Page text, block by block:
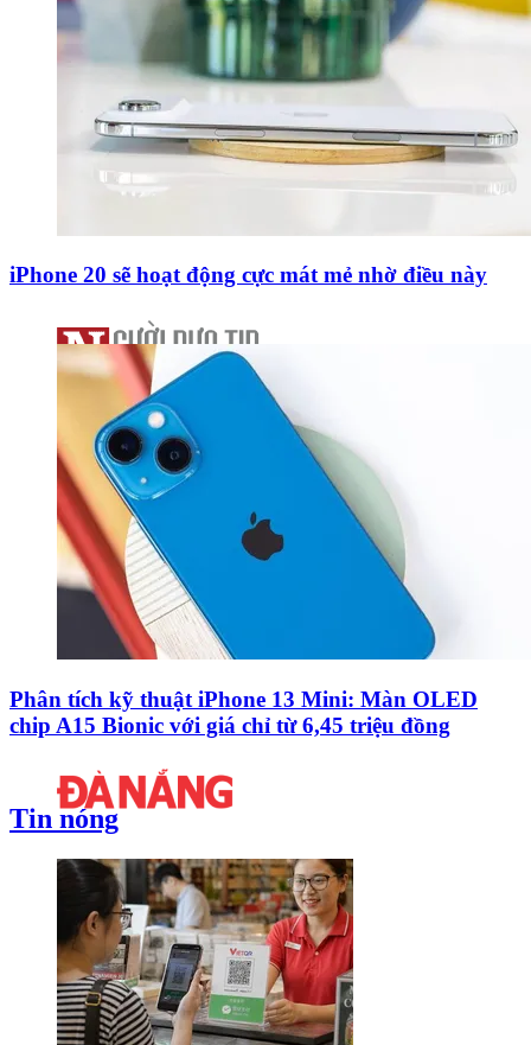
iPhone 20 sẽ hoạt động cực mát mẻ nhờ điều này
Phân tích kỹ thuật iPhone 13 Mini: Màn OLED
chip A15 Bionic với giá chỉ từ 6,45 triệu đồng
Tin nóng